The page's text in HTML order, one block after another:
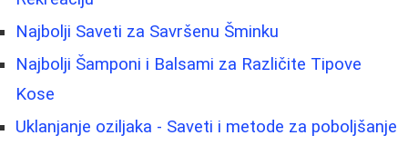
Najbolji Saveti za Savršenu Šminku
Najbolji Šamponi i Balsami za Različite Tipove
Kose
Uklanjanje oziljaka - Saveti i metode za poboljšanje